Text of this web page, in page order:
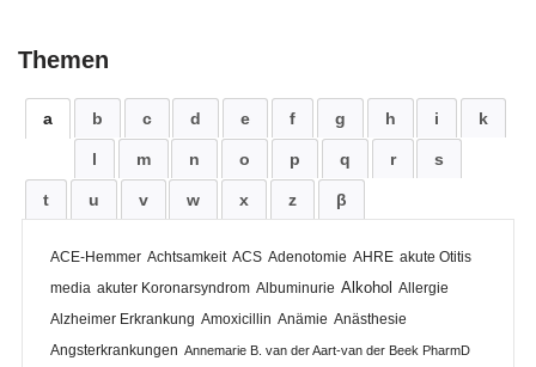
Themen
a b c d e f g h i k
l m n o p q r s
t u v w x z β
ACE-Hemmer Achtsamkeit ACS Adenotomie AHRE akute Otitis
media akuter Koronarsyndrom Albuminurie Alkohol Allergie
Alzheimer Erkrankung Amoxicillin Anämie Anästhesie
Angsterkrankungen Annemarie B. van der Aart-van der Beek PharmD